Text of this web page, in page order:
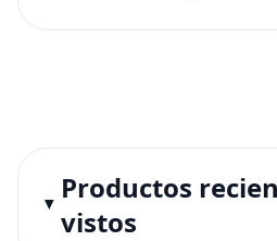
Productos
vistos